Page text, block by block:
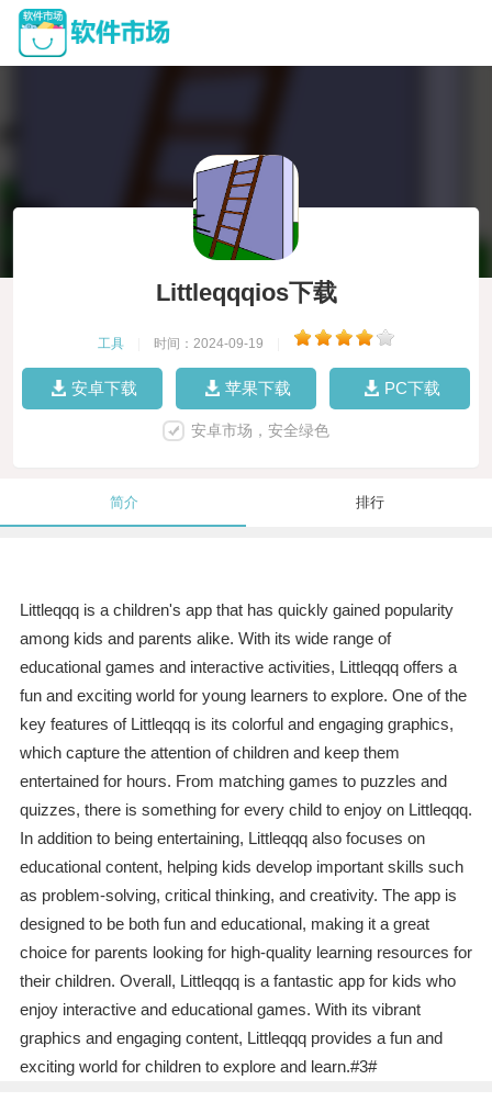
Littleqqqios下载
工具 时间：2024-09-19
安卓下载 苹果下载 PC下载
安卓市场，安全绿色
简介 排行
Littleqqq is a children's app that has quickly gained popularity
among kids and parents alike. With its wide range of
educational games and interactive activities, Littleqqq offers a
fun and exciting world for young learners to explore. One of the
key features of Littleqqq is its colorful and engaging graphics,
which capture the attention of children and keep them
entertained for hours. From matching games to puzzles and
quizzes, there is something for every child to enjoy on Littleqqq.
In addition to being entertaining, Littleqqq also focuses on
educational content, helping kids develop important skills such
as problem-solving, critical thinking, and creativity. The app is
designed to be both fun and educational, making it a great
choice for parents looking for high-quality learning resources for
their children. Overall, Littleqqq is a fantastic app for kids who
enjoy interactive and educational games. With its vibrant
graphics and engaging content, Littleqqq provides a fun and
exciting world for children to explore and learn.#3#